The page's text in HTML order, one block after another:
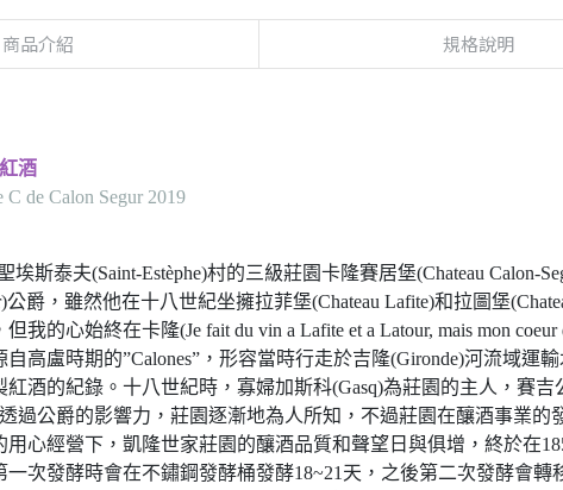
商品介紹 規格說明
酒
C de Calon Segur 2019
埃斯泰夫(Saint-Estèphe)村的三級莊園卡隆賽居堡(Chateau
公爵，雖然他在十八世紀坐擁拉菲堡(Chateau Lafite)和拉圖堡
我的心始終在卡隆(Je fait du vin a Lafite et a Latour, mais mon coeur
高盧時期的”Calones”，形容當時行走於吉隆(Gironde)河流域
紅酒的紀錄。十八世紀時，寡婦加斯科(Gasq)為莊園的主人，賽
透過公爵的影響力，莊園逐漸地為人所知，不過莊園在釀酒事業
心經營下，凱隆世家莊園的釀酒品質和聲望日與俱增，終於在
次發酵時會在不鏽鋼發酵桶發酵18~21天，之後第二次發酵會